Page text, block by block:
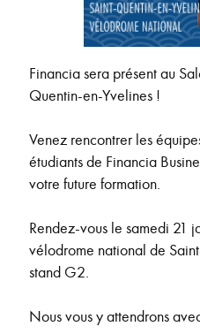
Financia sera présent au
Quentin-en-Yvelines !
Venez rencontrer les
étudiants de Financia
votre future formation.
Rendez-vous le samedi 21
vélodrome national de
stand G2.
Nous vous y attendrons